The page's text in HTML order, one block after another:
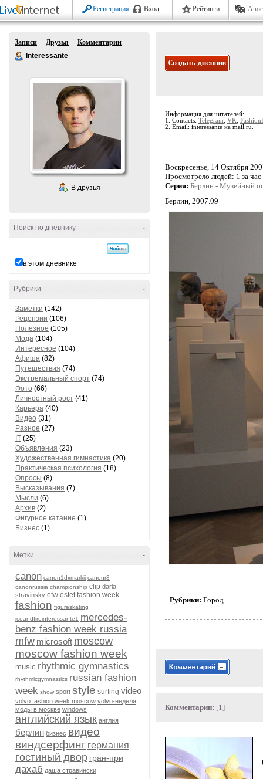
Регистрация Вход Рейтинги
Записи Друзья
Комментарии
Interessante
В друзья
-
Поиск по дневнику
в этом дневнике
-
Рубрики
Заметки (142)
Рецензии (106)
Полезное (105)
Мода (104)
Интересное (104)
Афиша (82)
Путешествия (74)
Экстремальный спорт (74)
Фото (66)
Личностный рост (41)
Карьера (40)
Видео (31)
Разное (27)
IT (25)
Объявления (23)
Художественная гимнастика (20)
Практическая психология (18)
Опросы (8)
Высказывания (7)
Мысли (6)
Архив (2)
Фигурное катание (1)
Бизнес (1)
-
Метки
canon canon1dxmarkii canonr3
canonrussia championship clip daria
stravinsky efw estet fashion week
fashion figureskating
iceandfireinteressante1 mercedes-
benz fashion week russia
mfw microsoft moscow
moscow fashion week
music rhythmic gymnastics
rhythmicgymnastics russian fashion
week show sport style surfing video
volvo fashion week moscow volvo-неделя
моды в москве windows
английский язык англия
берлин бизнес видео
виндсерфинг германия
гостиный двор гран-при
дахаб даша стравински
Информация для читателей:
1. Contacts: Telegram VK
2. Email: interessante на mail.ru.
Воскресенье, 14 Октября
Просмотрело людей: 1 за
Серия: Берлин - Музейный
Берлин, 2007.09
Рубрики: Город
Комментарии: [1]